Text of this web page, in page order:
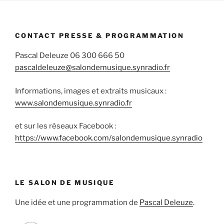
CONTACT PRESSE & PROGRAMMATION
Pascal Deleuze 06 300 666 50
pascaldeleuze@salondemusique.synradio.fr
Informations, images et extraits musicaux :
www.salondemusique.synradio.fr
et sur les réseaux Facebook :
https://www.facebook.com/salondemusique.synradio
LE SALON DE MUSIQUE
Une idée et une programmation de Pascal Deleuze.